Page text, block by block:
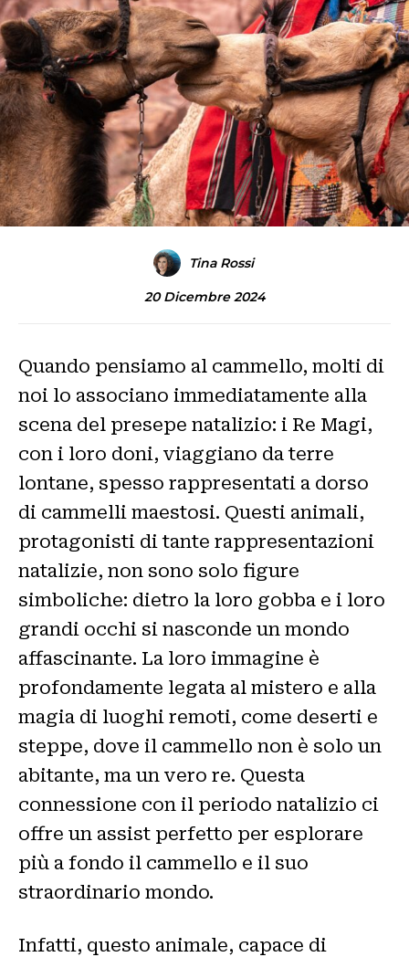
Tina Rossi
20 Dicembre 2024
Quando pensiamo al cammello, molti di
noi lo associano immediatamente alla
scena del presepe natalizio: i Re Magi,
con i loro doni, viaggiano da terre
lontane, spesso rappresentati a dorso
di cammelli maestosi. Questi animali,
protagonisti di tante rappresentazioni
natalizie, non sono solo figure
simboliche: dietro la loro gobba e i loro
grandi occhi si nasconde un mondo
affascinante. La loro immagine è
profondamente legata al mistero e alla
magia di luoghi remoti, come deserti e
steppe, dove il cammello non è solo un
abitante, ma un vero re. Questa
connessione con il periodo natalizio ci
offre un assist perfetto per esplorare
più a fondo il cammello e il suo
straordinario mondo.
Infatti, questo animale, capace di